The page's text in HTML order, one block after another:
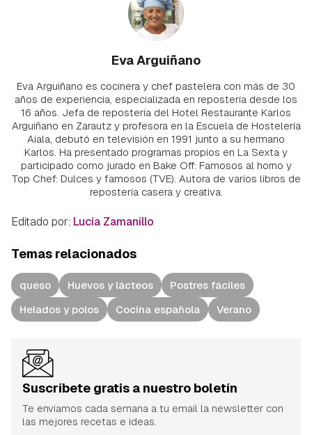
Eva Arguiñano
Eva Arguiñano es cocinera y chef pastelera con más de 30
años de experiencia, especializada en repostería desde los
16 años. Jefa de repostería del Hotel Restaurante Karlos
Arguiñano en Zarautz y profesora en la Escuela de Hostelería
Aiala, debutó en televisión en 1991 junto a su hermano
Karlos. Ha presentado programas propios en La Sexta y
participado como jurado en Bake Off: Famosos al horno y
Top Chef: Dulces y famosos (TVE). Autora de varios libros de
repostería casera y creativa.
Editado por: Lucía Zamanillo
Temas relacionados
queso Huevos y lácteos
Postres fáciles
Helados y polos
Cocina española Verano
Suscríbete gratis a nuestro boletín
Te enviamos cada semana a tu email la newsletter con
las mejores recetas e ideas.